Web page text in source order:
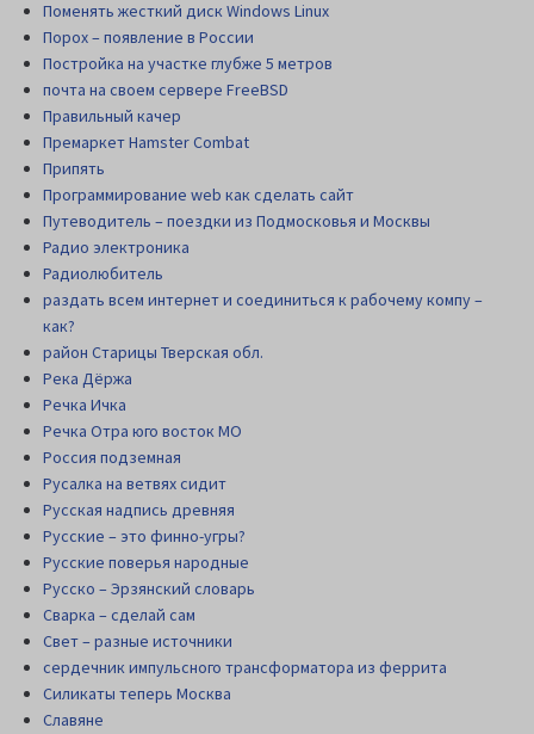
Поменять жесткий диск Windows Linux
Порох – появление в России
Постройка на участке глубже 5 метров
почта на своем сервере FreeBSD
Правильный качер
Премаркет Hamster Combat
Припять
Программирование web как сделать сайт
Путеводитель – поездки из Подмосковья и Москвы
Радио электроника
Радиолюбитель
раздать всем интернет и соединиться к рабочему компу –
как?
район Старицы Тверская обл.
Река Дёржа
Речка Ичка
Речка Отра юго восток МО
Россия подземная
Русалка на ветвях сидит
Русская надпись древняя
Русские – это финно-угры?
Русские поверья народные
Русско – Эрзянский словарь
Сварка – сделай сам
Свет – разные источники
сердечник импульсного трансформатора из феррита
Силикаты теперь Москва
Славяне